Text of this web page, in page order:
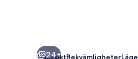
24+
ÖversiktBekvämligheterLäge